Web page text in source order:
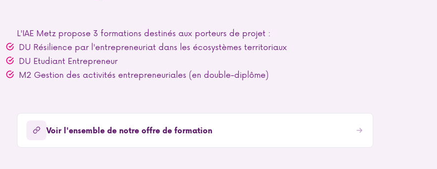
L'IAE Metz propose 3 formations destinés aux porteurs de projet :
DU Résilience par l'entrepreneuriat dans les écosystèmes territoriaux
DU Etudiant Entrepreneur
M2 Gestion des activités entrepreneuriales (en double-diplôme)
Voir l'ensemble de notre offre de formation